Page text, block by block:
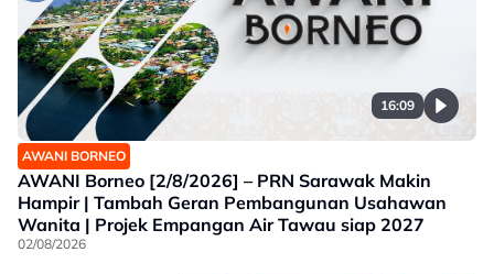
16:09
AWANI BORNEO
AWANI Borneo [2/8/2026] – PRN Sarawak Makin
Hampir | Tambah Geran Pembangunan Usahawan
Wanita | Projek Empangan Air Tawau siap 2027
02/08/2026